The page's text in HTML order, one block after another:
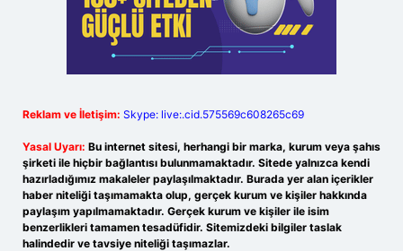
Reklam ve İletişim: Skype: live:.cid.575569c608265c69
Yasal Uyarı: Bu internet sitesi, herhangi bir marka, kurum veya şahıs
şirketi ile hiçbir bağlantısı bulunmamaktadır. Sitede yalnızca kendi
hazırladığımız makaleler paylaşılmaktadır. Burada yer alan içerikler
haber niteliği taşımamakta olup, gerçek kurum ve kişiler hakkında
paylaşım yapılmamaktadır. Gerçek kurum ve kişiler ile isim
benzerlikleri tamamen tesadüfidir. Sitemizdeki bilgiler taslak
halindedir ve tavsiye niteliği taşımazlar.